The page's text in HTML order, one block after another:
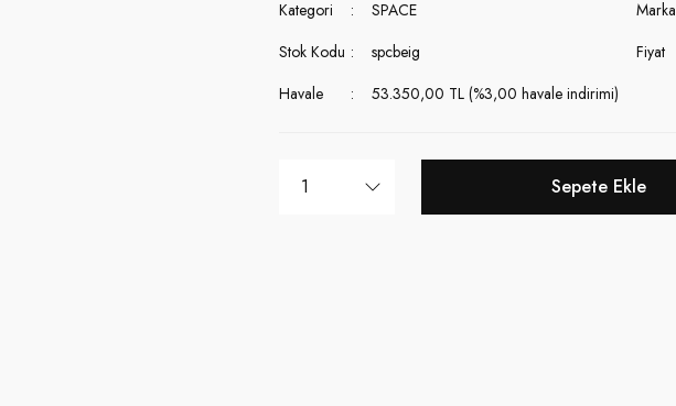
Kategori SPACE Marka
Stok Kodu
spcbeig Fiyat
Havale
53.350,00 TL (%3,00 havale indirimi)
Sepete Ekle